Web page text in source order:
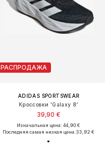
РАСПРОДАЖА
ADIDAS SPORTSWEAR
Кроссовки 'Galaxy 8'
39,90 €
Изначальная цена: 44,90 €
Последняя самая низкая цена:33,92 €